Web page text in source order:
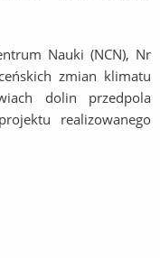
Nauki (NCN), Nr
zmian klimatu
dolin przedpola
realizowanego